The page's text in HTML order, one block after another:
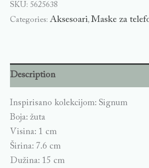
SKU: 5625638
Categories: Aksesoari,Maske za
Description
Inspirisano kolekcijom: Signum
Boja: žuta
Visina: 1 cm
Širina: 7.6 cm
Dužina: 15 cm